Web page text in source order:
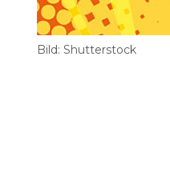
Bild: Shutterstock